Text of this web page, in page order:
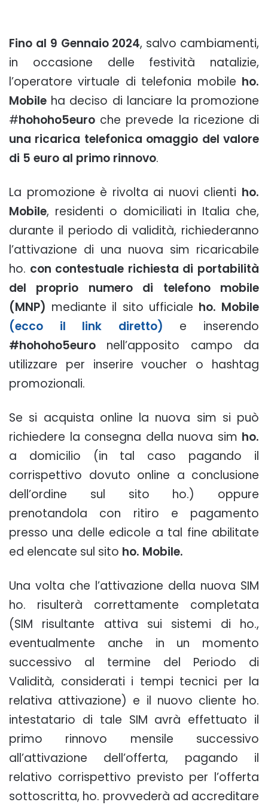
Fino al 9 Gennaio 2024, salvo cambiamenti,
in occasione delle festività natalizie,
l’operatore virtuale di telefonia mobile ho.
Mobile ha deciso di lanciare la promozione
#hohoho5euro che prevede la ricezione di
una ricarica telefonica omaggio del valore
di 5 euro al primo rinnovo.
La promozione è rivolta ai nuovi clienti ho.
Mobile, residenti o domiciliati in Italia che,
durante il periodo di validità, richiederanno
l’attivazione di una nuova sim ricaricabile
ho. con contestuale richiesta di portabilità
del proprio numero di telefono mobile
(MNP) mediante il sito ufficiale ho. Mobile
(ecco il link diretto) e inserendo
#hohoho5euro nell’apposito campo da
utilizzare per inserire voucher o hashtag
promozionali.
Se si acquista online la nuova sim si può
richiedere la consegna della nuova sim ho.
a domicilio (in tal caso pagando il
corrispettivo dovuto online a conclusione
dell’ordine sul sito ho.) oppure
prenotandola con ritiro e pagamento
presso una delle edicole a tal fine abilitate
ed elencate sul sito ho. Mobile.
Una volta che l’attivazione della nuova SIM
ho. risulterà correttamente completata
(SIM risultante attiva sui sistemi di ho.,
eventualmente anche in un momento
successivo al termine del Periodo di
Validità, considerati i tempi tecnici per la
relativa attivazione) e il nuovo cliente ho.
intestatario di tale SIM avrà effettuato il
primo rinnovo mensile successivo
all’attivazione dell’offerta, pagando il
relativo corrispettivo previsto per l’offerta
sottoscritta, ho. provvederà ad accreditare